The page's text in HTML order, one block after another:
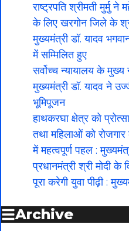
राष्ट्रपति श्रीमती मुर्मु ने
के लिए खरगोन जिले के
मुख्यमंत्री डॉ. यादव
में सम्मिलित हुए
सर्वोच्च न्यायालय के मुख्‍य
मुख्यमंत्री डॉ. यादव ने
भूमिपूजन
हाथकरघा क्षेत्र को
तथा महिलाओं को
में महत्वपूर्ण पहल :
प्रधानमंत्री श्री मोदी
पूरा करेगी युवा पीढ़ी :
Archive